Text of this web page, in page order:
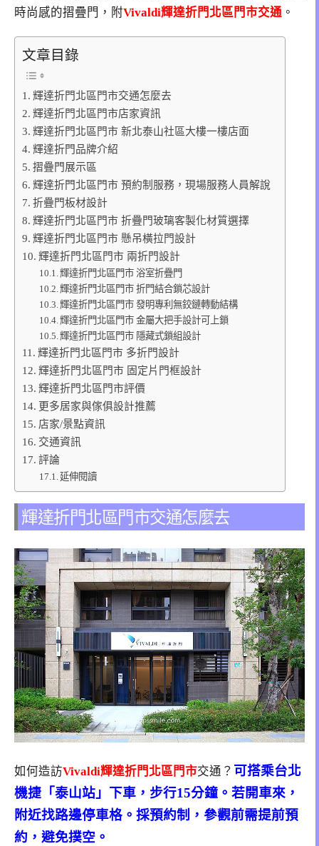
時尚感的摺疊門，附Vivaldi輝達折門北區門市交通 。
文章目錄
輝達折門北區門市交通怎麼去
輝達折門北區門市店家資訊
輝達折門北區門市 新北泰山社區大樓一樓店面
輝達折門品牌介紹
摺疊門展示區
輝達折門北區門市 預約制服務，現場服務人員解說
折疊門板材設計
輝達折門北區門市 折疊門玻璃客製化材質選擇
輝達折門北區門市 懸吊橫拉門設計
輝達折門北區門市 兩折門設計
輝達折門北區門市 浴室折疊門
輝達折門北區門市 折門結合鎖芯設計
輝達折門北區門市 發明專利無鉸鏈轉動結構
輝達折門北區門市 金屬大把手設計可上鎖
輝達折門北區門市 隱藏式鎖組設計
輝達折門北區門市 多折門設計
輝達折門北區門市 固定片門框設計
輝達折門北區門市評價
更多居家與傢俱設計推薦
店家/景點資訊
交通資訊
評論
延伸閱讀
輝達折門北區門市交通怎麼去
如何造訪Vivaldi輝達折門北區門市交通？ 可搭乘台北
機捷「泰山站」下車，步行15分鐘。若開車來，
附近找路邊停車格。採預約制，參觀前需提前預
約，避免撲空。